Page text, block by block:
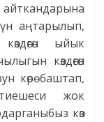
аңтарылып,
ыйык
көздөгөн
көрө баштап,
жок
көз